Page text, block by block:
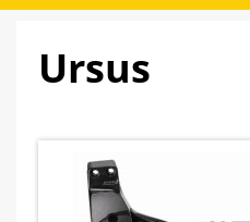
Ursus